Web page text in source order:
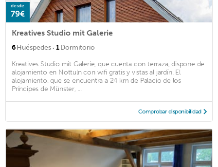
desde
79€
Kreatives Studio mit Galerie
6Huéspedes · 1Dormitorio
Kreatives Studio mit Galerie, que cuenta con terraza, dispone de
alojamiento en Nottuln con wifi gratis y vistas al jardín. El
alojamiento, que se encuentra a 24 km de Palacio de los
Príncipes de Münster, ...
Comprobar disponibilidad